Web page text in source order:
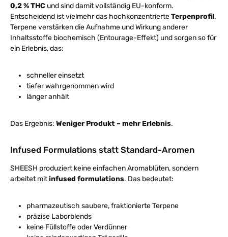
0,2 % THC und sind damit vollständig EU-konform.
Entscheidend ist vielmehr das hochkonzentrierteTerpenprofil.
Terpene verstärken die Aufnahme und Wirkung anderer
Inhaltsstoffe biochemisch (Entourage-Effekt) und sorgen so für
ein Erlebnis, das:
schneller einsetzt
tiefer wahrgenommen wird
länger anhält
Das Ergebnis: Weniger Produkt – mehr Erlebnis.
Infused Formulations statt Standard-Aromen
SHEESH produziert keine einfachen Aromablüten, sondern
arbeitet mitinfused formulations. Das bedeutet:
pharmazeutisch saubere, fraktionierte Terpene
präzise Laborblends
keine Füllstoffe oder Verdünner